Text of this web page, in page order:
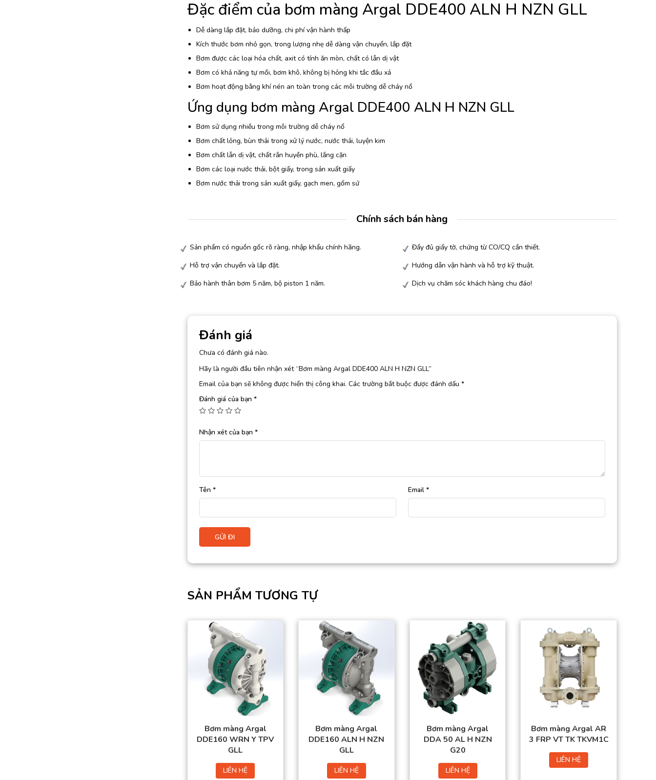
Đặc điểm của bơm màng Argal DDE400 ALN H NZN GLL
Dễ dàng lắp đặt, bảo dưỡng, chi phí vận hành thấp
Kích thước bơm nhỏ gọn, trong lượng nhẹ dễ dàng vận chuyển, lắp đặt
Bơm được các loại hóa chất, axit có tính ăn mòn, chất có lẫn dị vật
Bơm có khả năng tự mồi, bơm khô, không bị hỏng khi tắc đầu xả
Bơm hoạt động bằng khí nén an toàn trong các môi trường dễ cháy nổ
Ứng dụng bơm màng Argal DDE400 ALN H NZN GLL
Bơm sử dụng nhiều trong môi trường dễ cháy nổ
Bơm chất lỏng, bùn thải trong xử lý nước, nước thải, luyện kim
Bơm chất lẫn dị vật, chất rắn huyền phù, lắng cặn
Bơm các loại nước thải, bột giấy, trong sản xuất giấy
Bơm nước thải trong sản xuất giấy, gạch men, gốm sứ
Chính sách bán hàng
Sản phẩm có nguồn gốc rõ ràng, nhập khẩu chính hãng.
Đầy đủ giấy tờ, chứng từ CO/CQ cần thiết.
Hỗ trợ vận chuyển và lắp đặt.
Hướng dẫn vận hành và hỗ trợ kỹ thuật.
Bảo hành thân bơm 5 năm, bộ piston 1 năm.
Dịch vụ chăm sóc khách hàng chu đáo!
Đánh giá
Chưa có đánh giá nào.
Hãy là người đầu tiên nhận xét “Bơm màng Argal DDE400 ALN H NZN GLL”
Email của bạn sẽ không được hiển thị công khai. Các trường bắt buộc được đánh dấu *
Đánh giá của bạn *
Nhận xét của bạn *
Tên * Email *
SẢN PHẨM TƯƠNG TỰ
Bơm màng Argal
DDE160 WRN Y TPV
GLL
LIÊN HỆ
Bơm màng Argal
DDE160 ALN H NZN
GLL
LIÊN HỆ
Bơm màng Argal
DDA 50 AL H NZN
G20
LIÊN HỆ
Bơm màng Argal AR
3 FRP VT TK TKVM1C
LIÊN HỆ